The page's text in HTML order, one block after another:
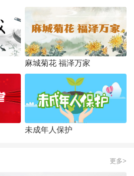
麻城菊花 福泽万家
未成年人保护
更多>